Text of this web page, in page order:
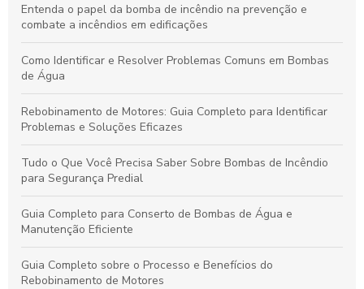
Entenda o papel da bomba de incêndio na prevenção e
combate a incêndios em edificações
Como Identificar e Resolver Problemas Comuns em Bombas
de Água
Rebobinamento de Motores: Guia Completo para Identificar
Problemas e Soluções Eficazes
Tudo o Que Você Precisa Saber Sobre Bombas de Incêndio
para Segurança Predial
Guia Completo para Conserto de Bombas de Água e
Manutenção Eficiente
Guia Completo sobre o Processo e Benefícios do
Rebobinamento de Motores